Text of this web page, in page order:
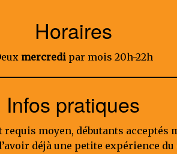
Horaires
mercredipar mois 20h-22h
Infos pratiques
requis moyen, débutants acceptés
déjà une petite expérience du